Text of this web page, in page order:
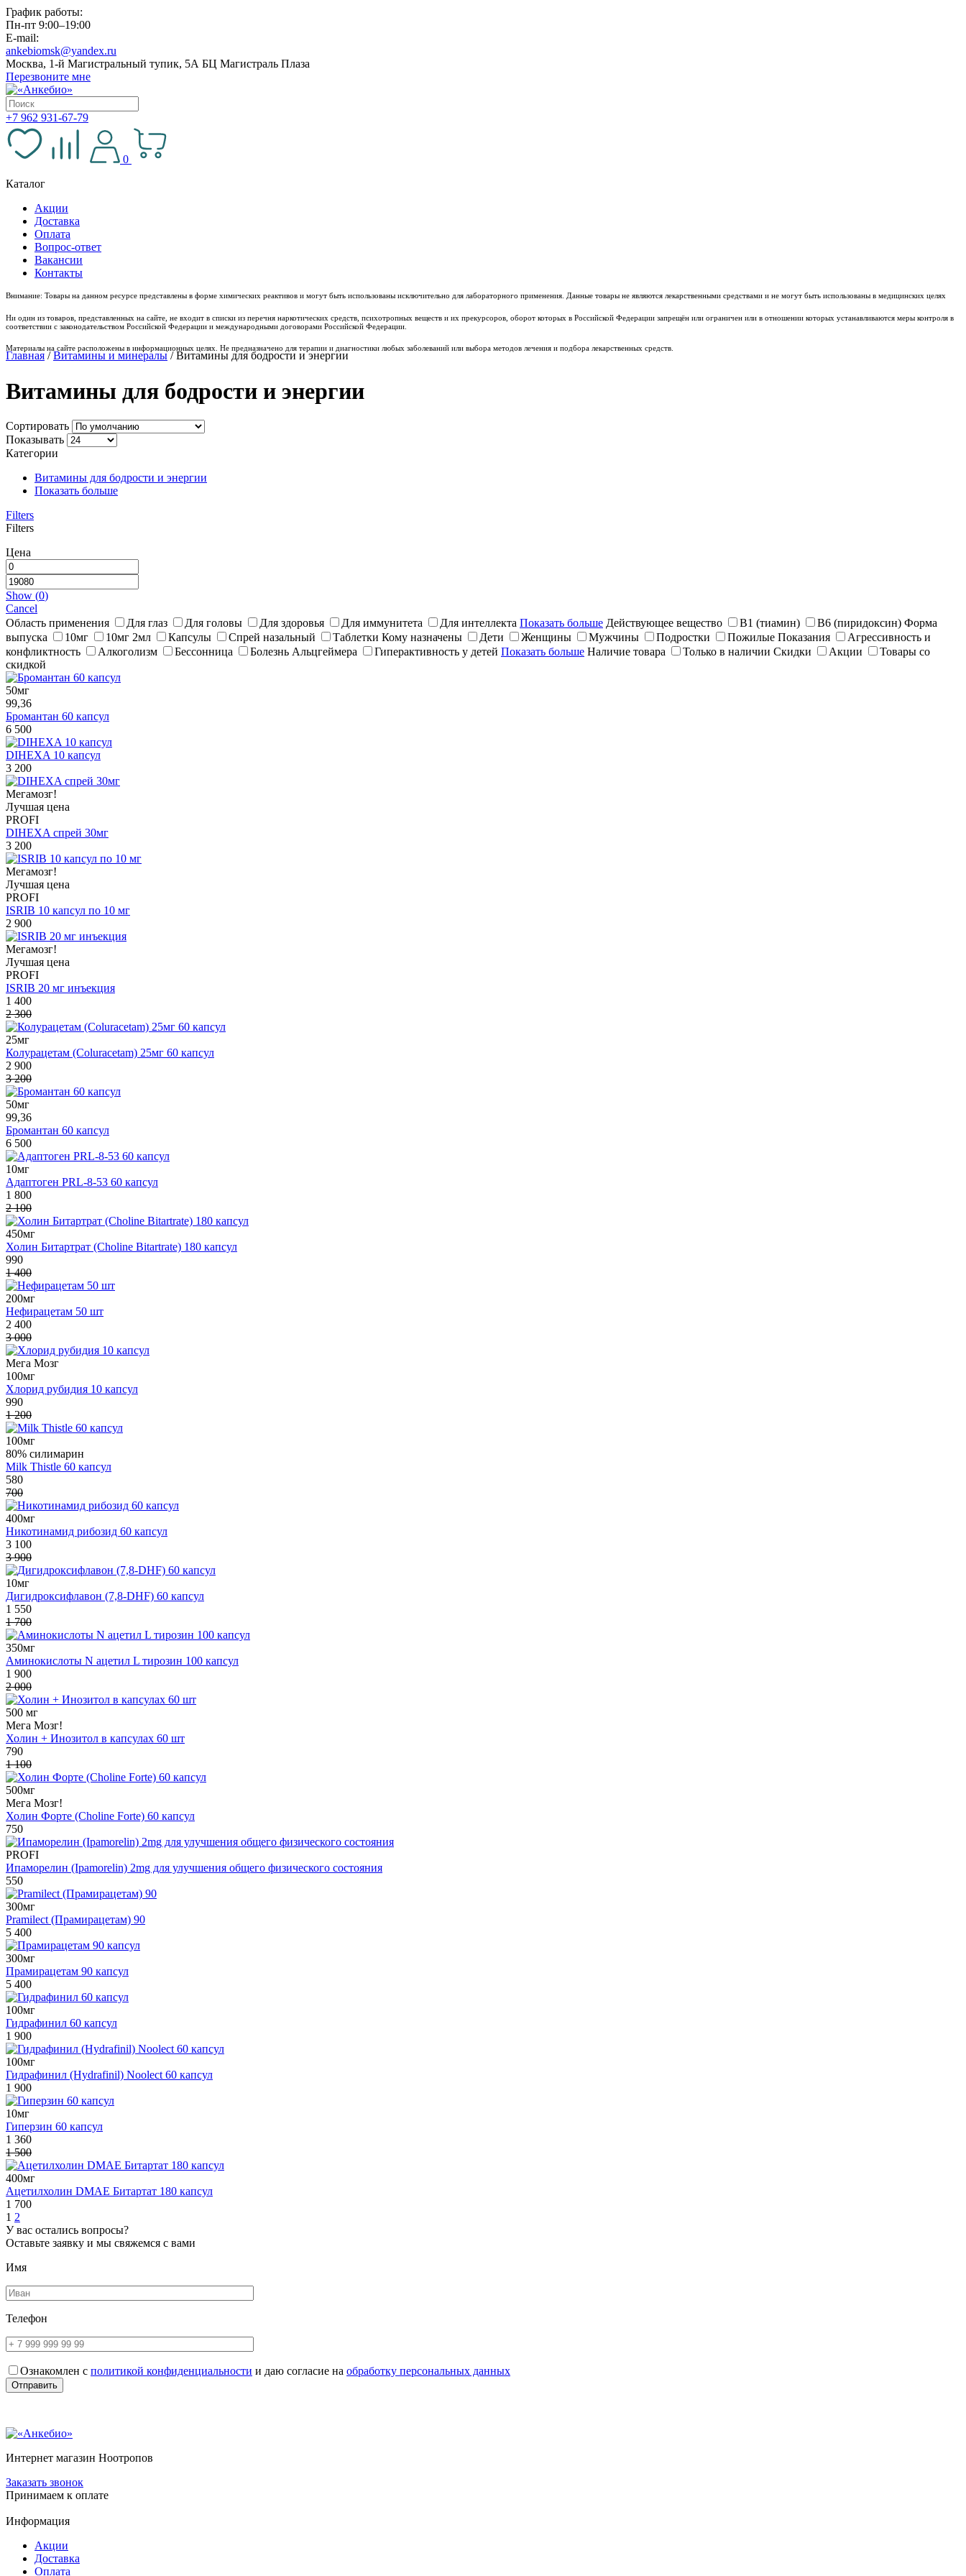
График работы:
Пн-пт 9:00–19:00
E-mail:
ankebiomsk@yandex.ru
Москва, 1-й Магистральный тупик, 5А БЦ Магистраль Плаза
Перезвоните мне
+7 962 931-67-79
0
Каталог
Акции
Доставка
Оплата
Вопрос-ответ
Вакансии
Контакты
Внимание: Товары на данном ресурсе представлены в форме химических реактивов и могут быть использованы исключительно для лабораторного применения. Данные товары не являются лекарственными средствами и не могут быть использованы в медицинских целях
Ни один из товаров, представленных на сайте, не входит в списки из перечня наркотических средств, психотропных веществ и их прекурсоров, оборот которых в Российской Федерации запрещён или ограничен или в отношении которых устанавливаются меры контроля в
соответствии с законодательством Российской Федерации и международными договорами Российской Федерации.
Материалы на сайте расположены в информационных целях. Не предназначено для терапии и диагностики любых заболеваний или выбора методов лечения и подбора лекарственных средств.
Главная /Витамины и минералы / Витамины для бодрости и энергии
Витамины для бодрости и энергии
Сортировать
Показывать
Категории
Витамины для бодрости и энергии
Показать больше
Filters
Filters
Цена
Show (0)
Cancel
Область применения
Для глаз Для головы Для здоровья Для иммунитета Для интеллекта Показать больше Действующее вещество B1 (тиамин) B6 (пиридоксин) Форма
выпуска
10мг 10мг 2мл Капсулы Спрей назальный Таблетки Кому назначены Дети Женщины Мужчины Подростки Пожилые Показания
Агрессивность и
конфликтность
Алкоголизм Бессонница Болезнь Альцгеймера Гиперактивность у детей Показать больше Наличие товара Только в наличии Скидки Акции
Товары со
скидкой
50мг
99,36
Бромантан 60 капсул
6 500
DIHEXA 10 капсул
3 200
Мегамозг!
Лучшая цена
PROFI
DIHEXA спрей 30мг
3 200
Мегамозг!
Лучшая цена
PROFI
ISRIB 10 капсул по 10 мг
2 900
Мегамозг!
Лучшая цена
PROFI
ISRIB 20 мг инъекция
1 400
2 300
25мг
Колурацетам (Coluracetam) 25мг 60 капсул
2 900
3 200
50мг
99,36
Бромантан 60 капсул
6 500
10мг
Адаптоген PRL-8-53 60 капсул
1 800
2 100
450мг
Холин Битартрат (Choline Bitartrate) 180 капсул
990
1 400
200мг
Нефирацетам 50 шт
2 400
3 000
Мега Мозг
100мг
Хлорид рубидия 10 капсул
990
1 200
100мг
80% силимарин
Milk Thistle 60 капсул
580
700
400мг
Никотинамид рибозид 60 капсул
3 100
3 900
10мг
Дигидроксифлавон (7,8-DHF) 60 капсул
1 550
1 700
350мг
Аминокислоты N ацетил L тирозин 100 капсул
1 900
2 000
500 мг
Мега Мозг!
Холин + Инозитол в капсулах 60 шт
790
1 100
500мг
Мега Мозг!
Холин Форте (Choline Forte) 60 капсул
750
PROFI
Ипаморелин (Ipamorelin) 2mg для улучшения общего физического состояния
550
300мг
Pramilect (Прамирацетам) 90
5 400
300мг
Прамирацетам 90 капсул
5 400
100мг
Гидрафинил 60 капсул
1 900
100мг
Гидрафинил (Hydrafinil) Nooleсt 60 капсул
1 900
10мг
Гиперзин 60 капсул
1 360
1 500
400мг
Ацетилхолин DMAE Битартат 180 капсул
1 700
1 2
У вас остались вопросы?
Оставьте заявку и мы свяжемся с вами
Имя
Телефон
Ознакомлен с политикой конфиденциальности и даю согласие на обработку персональных данных
Интернет магазин Ноотропов
Заказать звонок
Принимаем к оплате
Информация
Акции
Доставка
Оплата